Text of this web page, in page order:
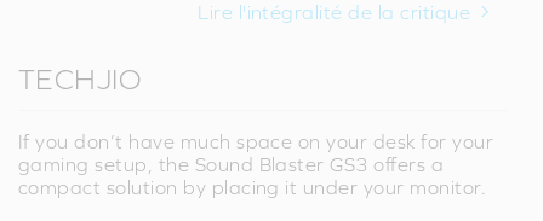
Lire l'intégralité de la critique
TECHJIO
If you don’t have much space on your desk for your
gaming setup, the Sound Blaster GS3 offers a
compact solution by placing it under your monitor.